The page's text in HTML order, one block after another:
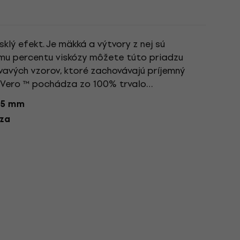
efekt. Je mäkká a výtvory z nej sú
percentu viskózy môžete túto priadzu
vzorov, ktoré zachovávajú príjemný
™ pochádza zo 100% trvalo
a polyesterová časť...
mm